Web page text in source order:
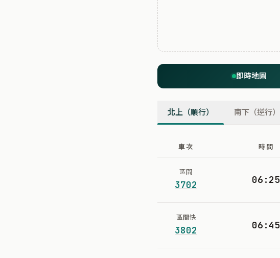
即時地圖
北上（順行） 南下（逆行）
車次 時間
區間
3702 06:25
區間快
3802 06:45